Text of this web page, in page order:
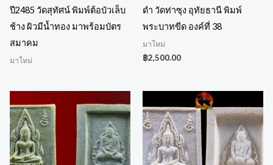
ปี2485 วัดสุทัศน์ พิมพ์ต้อบัวเล็บ
ช้าง ผิวมีนํ้าทอง มาพร้อมบัตร
สมาคม
มาใหม่
ดำ วัดท่าซุง อุทัยธานี พิมพ์
พระบาทขีด องค์ที่ 38
มาใหม่
฿2,500.00